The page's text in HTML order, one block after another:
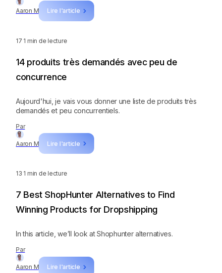
Aaron M Lire l'article
17 1 min de lecture
Par
Aaron M Lire l'article
14 produits très demandés avec peu de
concurrence
Aujourd'hui, je vais vous donner une liste de produits très
demandés et peu concurrentiels.
13 1 min de lecture
Par
Aaron M Lire l'article
7 Best ShopHunter Alternatives to Find
Winning Products for Dropshipping
In this article, we’ll look at Shophunter alternatives.